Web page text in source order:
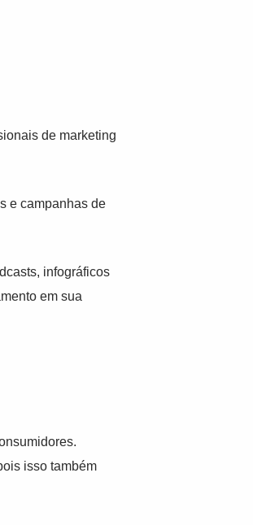
de marketing
e campanhas de
infográficos
em sua
isso também